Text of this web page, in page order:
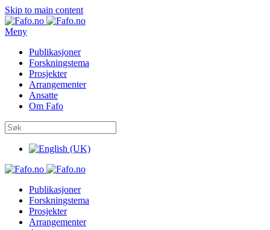
Skip to main content
Meny
Publikasjoner
Forskningstema
Prosjekter
Arrangementer
Ansatte
Om Fafo
Publikasjoner
Forskningstema
Prosjekter
Arrangementer